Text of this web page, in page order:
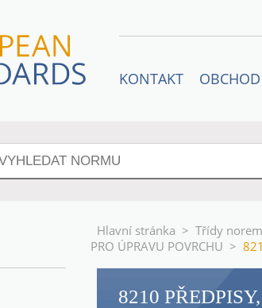
KONTAKT OBCHOD
Hlavní stránka > Třídy
PRO ÚPRAVU POVRCHU >
8210